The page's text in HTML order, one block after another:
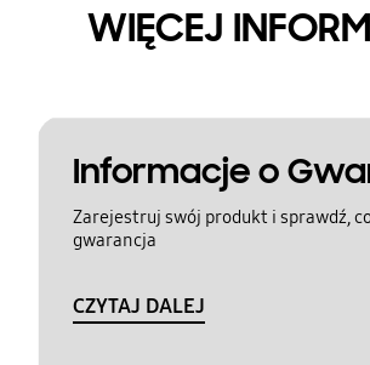
WIĘCEJ
Informacje o
Zarejestruj swój produkt i sprawdź,
gwarancja
CZYTAJ DALEJ